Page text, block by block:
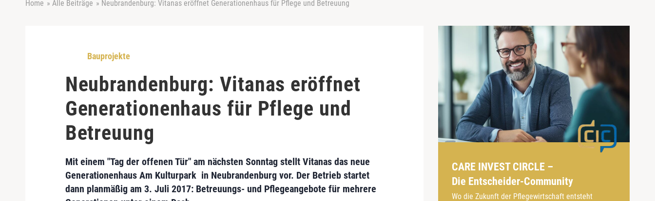
Home » Alle Beiträge » Neubrandenburg: Vitanas eröffnet Generationenhaus für Pflege und Betreuung
Bauprojekte
Neubrandenburg: Vitanas eröffnet
Generationenhaus für Pflege und
Betreuung
Mit einem "Tag der offenen Tür" am nächsten Sonntag stellt Vitanasdas neue
Generationenhaus Am Kulturpark in Neubrandenburg vor. Der Betrieb startet
dann planmäßig am 3. Juli 2017: Betreuungs- und Pflegeangebote für mehrere
CARE INVEST CIRCLE –
Die Entscheider-Community
Wo die Zukunft der Pflegewirtschaft entsteht